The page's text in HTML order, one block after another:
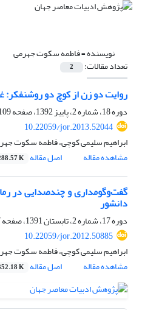
نویسنده =فاطمه سکوت جهرمی
تعداد مقالات: 2
روایت دو زن از کوچ دو روشنفکر:
دوره 18، شماره 2، پاییز 1392، صفحه
126
10.22059/jor.2013.52044
ابراهیم سلیمی کوچی، فاطمه سکوت
مشاهده مقاله
اصل مقاله K
گفت‌وگومداری و چندصدایی در
دانشور
دوره 17، شماره 2، تابستان 1391، صفحه
10.22059/jor.2012.50885
ابراهیم سلیمی کوچی، فاطمه سکوت
مشاهده مقاله
اصل مقاله K